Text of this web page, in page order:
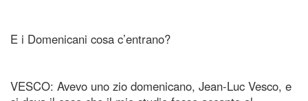
E i Domenicani cosa c’entrano?
VESCO: Avevo uno zio domenicano, Jean-Luc Vesco, e